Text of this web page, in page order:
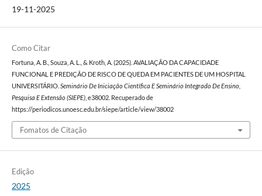
19-11-2025
Como Citar
Fortuna, A. B., Souza, A. L., & Kroth, A. (2025). AVALIAÇÃO DA CAPACIDADE
FUNCIONAL E PREDIÇÃO DE RISCO DE QUEDA EM PACIENTES DE UM HOSPITAL
UNIVERSITÁRIO. Seminário De Iniciação Científica E Seminário Integrado De Ensino,
Pesquisa E Extensão (SIEPE), e38002. Recuperado de
https://periodicos.unoesc.edu.br/siepe/article/view/38002
Fomatos de Citação
Edição
2025